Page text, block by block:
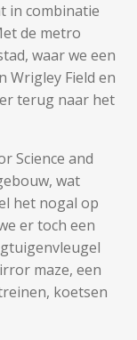
in combinatie
de metro
waar we een
Wrigley Field en
terug naar het
Science and
wat
het nogal op
er toch een
maze, een
koetsen